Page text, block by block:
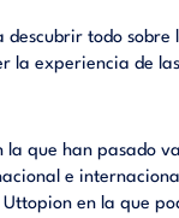
descubrir todo sobre
la experiencia de
la que han pasado
e
Uttopion en la que